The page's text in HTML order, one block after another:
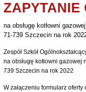
ZAPYTANIE
na obsługę kotłowni
71-739 Szczecin na rok
Zespół Szkół
na obsługę kotłowni gazowej
739 Szczecin na rok 2022
W załączeniu formularz oferty